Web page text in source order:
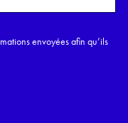
envoyées afin qu’ils